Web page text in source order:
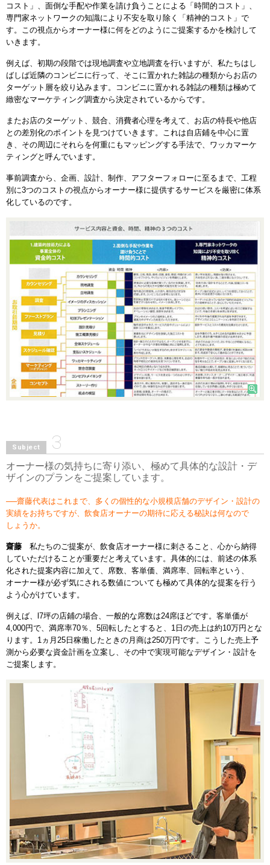
コスト」、面倒な手配や作業を請け負うことによる「時間的コスト」、
専門家ネットワークの知識により不安を取り除く「精神的コスト」で
す。この視点からオーナー様に何をどのようにご提案するかを検討して
いきます。
例えば、初期の段階では現地調査や立地調査を行いますが、私たちはし
ばしば近隣のコンビニに行って、そこに置かれた雑誌の種類からお店の
ターゲット層を絞り込みます。コンビニに置かれる雑誌の種類は極めて
緻密なマーケティング調査から決定されているからです。
またお店のターゲット、競合、消費者心理を考えて、お店の特長や他店
との差別化のポイントを見つけていきます。これは自店鋪を中心に置
き、その周辺にそれらを何重にもマッピングする手法で、ワッカマーケ
ティングと呼んでいます。
事前調査から、企画、設計、制作、アフターフォローに至るまで、工程
別に3つのコストの視点からオーナー様に提供するサービスを厳密に体系
化しているのです。
Subject 3
オーナー様の気持ちに寄り添い、極めて具体的な設計・デ
ザインのプランをご提案しています。
──齋藤代表はこれまで、多くの個性的な小規模店舗のデザイン・設計の
実績をお持ちですが、飲食店オーナーの期待に応える秘訣は何なので
しょうか。
齋藤
私たちのご提案が、飲食店オーナー様に刺さること、心から納得
していただけることが重要だと考えています。具体的には、前述の体系
化された提案内容に加えて、席数、客単価、満席率、回転率という、
オーナー様が必ず気にされる数値についても極めて具体的な提案を行う
よう心がけています。
例えば、l7坪の店鋪の場合、一般的な席数は24席ほどです。客単価が
4,000円で、満席率70％、5回転したとすると、1日の売上は約10万円とな
ります。1ヵ月25日稼働したときの月商は250万円です。こうした売上予
測から必要な資金計画を立案し、その中で実現可能なデザイン・設計を
ご提案します。